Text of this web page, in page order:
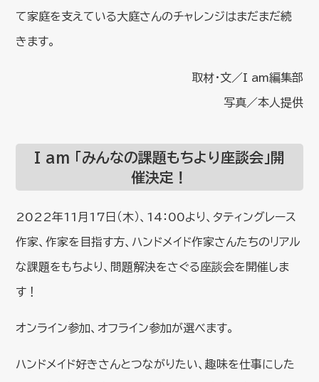
て家庭を支えている大庭さんのチャレンジはまだまだ続
きます。
取材・文／I am編集部
写真／本人提供
I am 「みんなの課題もちより座談会」開
催決定！
2022年11月17日（木）、14：00より、タティングレース
作家、作家を目指す方、ハンドメイド作家さんたちのリアル
な課題をもちより、問題解決をさぐる座談会を開催しま
す！
オンライン参加、オフライン参加が選べます。
ハンドメイド好きさんとつながりたい、趣味を仕事にした